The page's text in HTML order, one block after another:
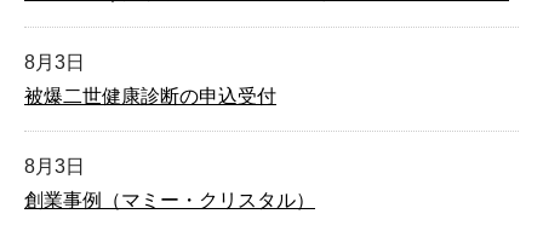
8月3日
被爆二世健康診断の申込受付
8月3日
創業事例（マミー・クリスタル）